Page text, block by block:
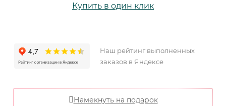
Купить в один клик
Наш рейтинг выполненных
заказов в Яндексе
Намекнуть на подарок